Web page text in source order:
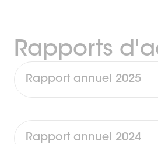
Rapports
Rapport annuel 2025
Rapport annuel 2024